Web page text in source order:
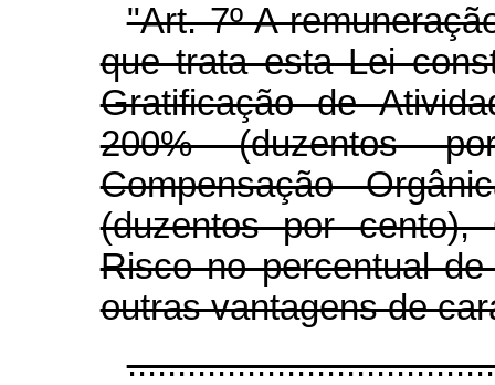
"Art. 7º A
que trata esta Lei
Gratificação de
200% (duzentos
Compensação
(duzentos por cento),
Risco no percentual
outras vantagens de